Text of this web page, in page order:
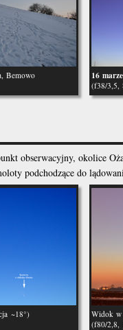
Bemowo
16
(f38/3,5,
obserwacyjny, okolice
podchodzące do
~18°)
Widok w
(f80/2,8,